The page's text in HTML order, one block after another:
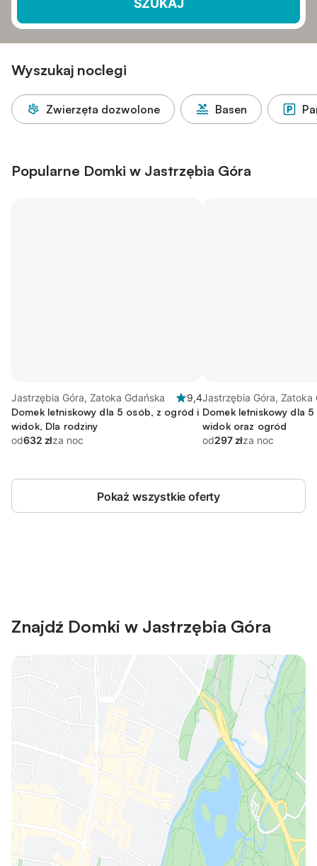
SZUKAJ
Wyszukaj noclegi
Zwierzęta dozwolone Basen
Popularne Domki w Jastrzębia Góra
Jastrzębia Góra, Zatoka Gdańska
9,4
Domek letniskowy dla 5 osób, z ogród i
widok, Dla rodziny
od632 złza noc
Jastrzębia Góra, Zatoka
Domek letniskowy dla
widok oraz ogród
od297 złza noc
Pokaż wszystkie oferty
Znajdź Domki w Jastrzębia Góra